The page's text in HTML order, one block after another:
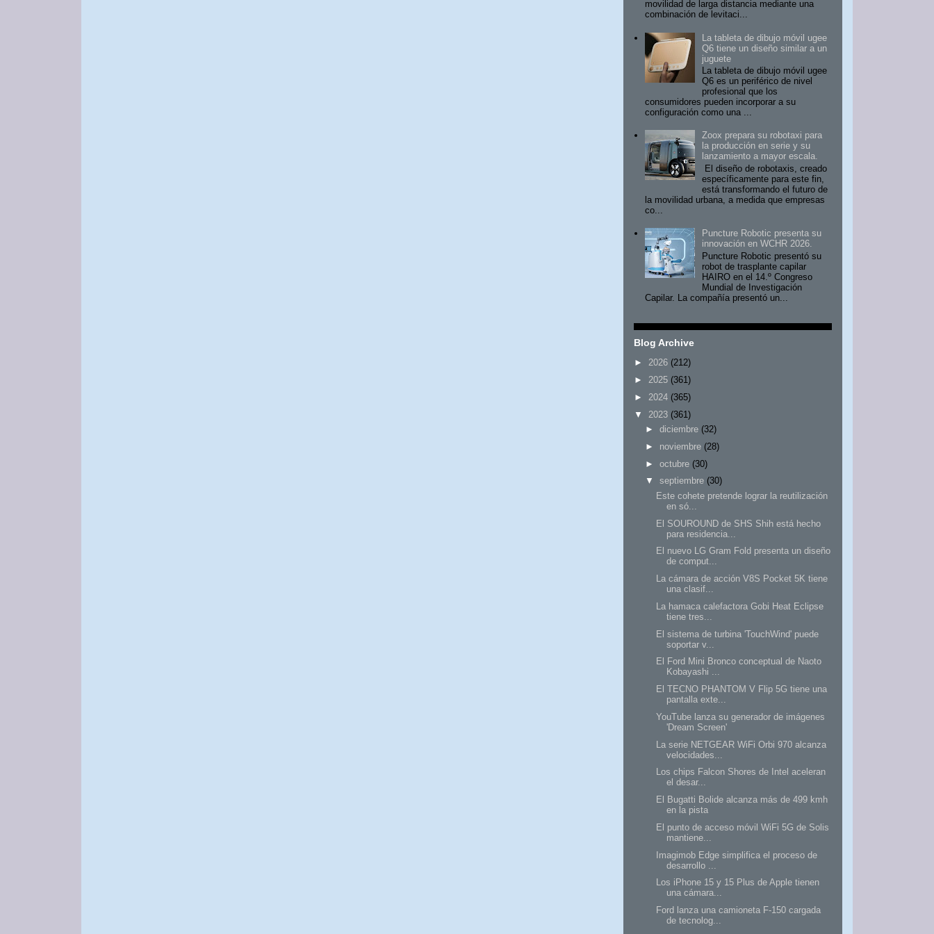
movilidad de larga distancia mediante una
combinación de levitaci...
La tableta de dibujo móvil ugee
Q6 tiene un diseño similar a un
juguete
La tableta de dibujo móvil ugee
Q6 es un periférico de nivel
profesional que los
consumidores pueden incorporar a su
configuración como una ...
Zoox prepara su robotaxi para
la producción en serie y su
lanzamiento a mayor escala.
El diseño de robotaxis, creado
específicamente para este fin,
está transformando el futuro de
la movilidad urbana, a medida que empresas
co...
Puncture Robotic presenta su
innovación en WCHR 2026.
Puncture Robotic presentó su
robot de trasplante capilar
HAIRO en el 14.º Congreso
Mundial de Investigación
Capilar. La compañía presentó un...
Blog Archive
► 2026 (212)
► 2025 (361)
► 2024 (365)
▼
2023 (361)
► diciembre (32)
► noviembre (28)
► octubre (30)
▼
septiembre (30)
Este cohete pretende lograr la reutilización
en só...
El SOUROUND de SHS Shih está hecho
para residencia...
El nuevo LG Gram Fold presenta un diseño
de comput...
La cámara de acción V8S Pocket 5K tiene
una clasif...
La hamaca calefactora Gobi Heat Eclipse
tiene tres...
El sistema de turbina 'TouchWind' puede
soportar v...
El Ford Mini Bronco conceptual de Naoto
Kobayashi ...
El TECNO PHANTOM V Flip 5G tiene una
pantalla exte...
YouTube lanza su generador de imágenes
'Dream Screen'
La serie NETGEAR WiFi Orbi 970 alcanza
velocidades...
Los chips Falcon Shores de Intel aceleran
el desar...
El Bugatti Bolide alcanza más de 499 kmh
en la pista
El punto de acceso móvil WiFi 5G de Solis
mantiene...
Imagimob Edge simplifica el proceso de
desarrollo ...
Los iPhone 15 y 15 Plus de Apple tienen
una cámara...
Ford lanza una camioneta F-150 cargada
de tecnolog...